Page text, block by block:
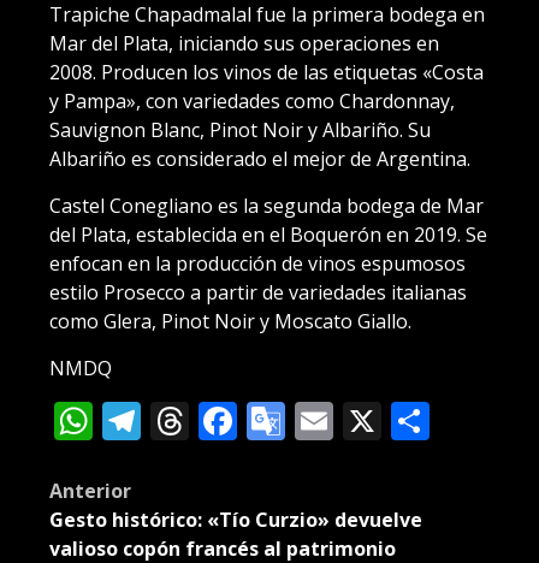
Trapiche Chapadmalal fue la primera bodega en
Mar del Plata, iniciando sus operaciones en
2008. Producen los vinos de las etiquetas «Costa
y Pampa», con variedades como Chardonnay,
Sauvignon Blanc, Pinot Noir y Albariño. Su
Albariño es considerado el mejor de Argentina.
Castel Conegliano es la segunda bodega de Mar
del Plata, establecida en el Boquerón en 2019. Se
enfocan en la producción de vinos espumosos
estilo Prosecco a partir de variedades italianas
como Glera, Pinot Noir y Moscato Giallo.
NMDQ
WhatsApp
Telegram
Threads
Facebook
Google
Email
X
Post
navigation
Anterior
Gesto histórico: «Tío Curzio» devuelve
valioso copón francés al patrimonio